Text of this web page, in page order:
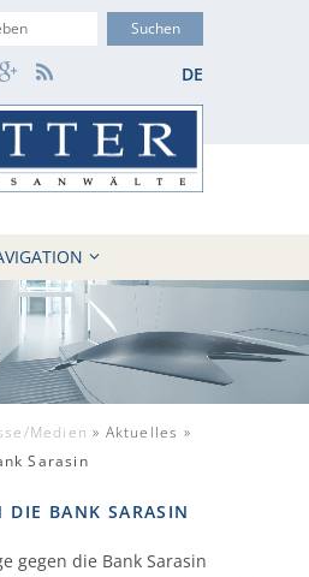
DE
Google+
RSS
HOME
KANZLEI
GRÜNDE
FÄLLE
/ WEBAKTE
Medien » Aktuelles »
Sarasin
DIE BANK SARASIN
gegen die Bank Sarasin